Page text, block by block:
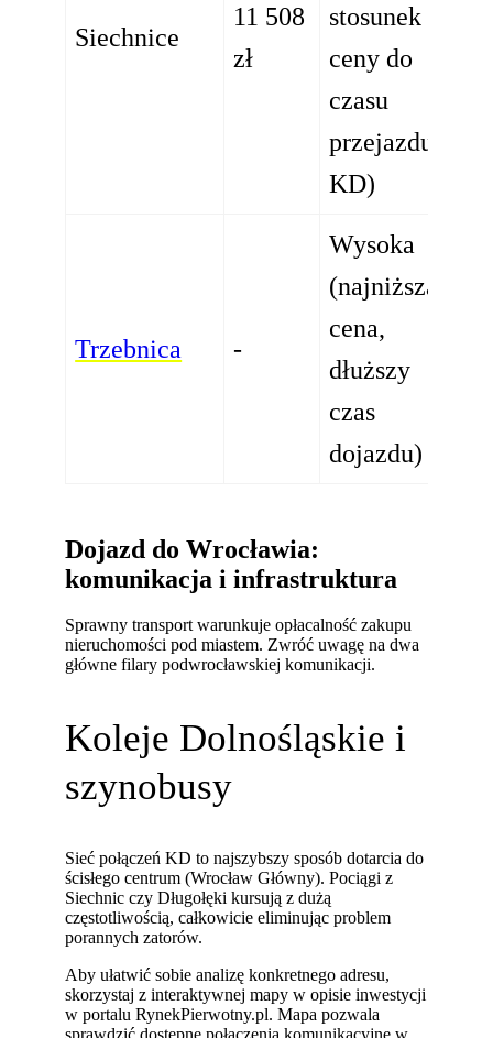
Siechnice
11 508
zł
stosunek
ceny do
czasu
przejazdu
KD)
Trzebnica -
Wysoka
(najniższa
cena,
dłuższy
czas
dojazdu)
Dojazd do Wrocławia:
komunikacja i infrastruktura
Sprawny transport warunkuje opłacalność zakupu
nieruchomości pod miastem. Zwróć uwagę na dwa
główne filary podwrocławskiej komunikacji.
Koleje Dolnośląskie i
szynobusy
Sieć połączeń KD to najszybszy sposób dotarcia do
ścisłego centrum (Wrocław Główny). Pociągi z
Siechnic czy Długołęki kursują z dużą
częstotliwością, całkowicie eliminując problem
porannych zatorów.
Aby ułatwić sobie analizę konkretnego adresu,
skorzystaj z interaktywnej mapy w opisie inwestycji
w portalu RynekPierwotny.pl. Mapa pozwala
sprawdzić dostępne połączenia komunikacyjne w